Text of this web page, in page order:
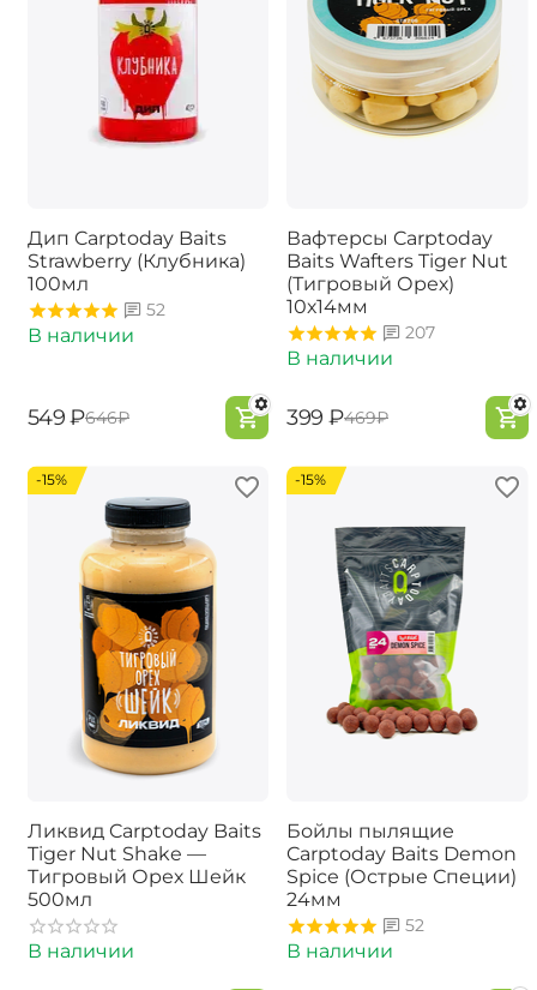
Дип Carptoday Baits
Strawberry (Клубника)
100мл
52
В наличии
‍549‍ ₽‍646‍₽
Вафтерсы Carptoday
Baits Wafters Tiger Nut
(Тигровый Орех)
10х14мм
207
В наличии
‍399‍ ₽‍469‍₽
-15%
Ликвид Carptoday Baits
Tiger Nut Shake —
Тигровый Орех Шейк
500мл
В наличии
-15%
Бойлы пылящие
Carptoday Baits Demon
Spice (Острые Специи)
24мм
52
В наличии